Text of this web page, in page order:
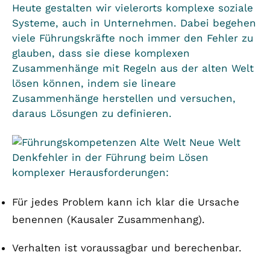
Heute gestalten wir vielerorts komplexe soziale
Systeme, auch in Unternehmen. Dabei begehen
viele Führungskräfte noch immer den Fehler zu
glauben, dass sie diese komplexen
Zusammenhänge mit Regeln aus der alten Welt
lösen können, indem sie lineare
Zusammenhänge herstellen und versuchen,
daraus Lösungen zu definieren.
Denkfehler in der Führung beim Lösen
komplexer Herausforderungen:
Für jedes Problem kann ich klar die Ursache
benennen (Kausaler Zusammenhang).
Verhalten ist voraussagbar und berechenbar.